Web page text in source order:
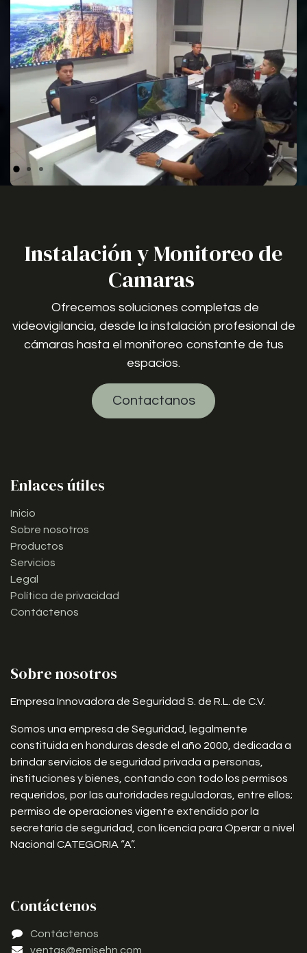
Anterior
Instalación y Monitoreo de
Camaras
Ofrecemos soluciones completas de
videovigilancia, desde la instalación profesional de
cámaras hasta el monitoreo constante de tus
espacios.
Contactanos
Enlaces útiles
Inicio
Sobre nosotros
Productos
Servicios
Legal
Política de privacidad
Contáctenos
Sobre nosotros
Empresa Innovadora de Seguridad S. de R.L. de C.V.
Somos una empresa de Seguridad, legalmente
constituida en honduras desde el año 2000, dedicada a
brindar servicios de seguridad privada a personas,
instituciones y bienes, contando con todo los permisos
requeridos, por las autoridades reguladoras, entre ellos;
permiso de operaciones vigente extendido por la
secretaría de seguridad, con licencia para Operar a nivel
Nacional CATEGORIA “A”.
Contáctenos
Contáctenos
ventas@emisehn.com